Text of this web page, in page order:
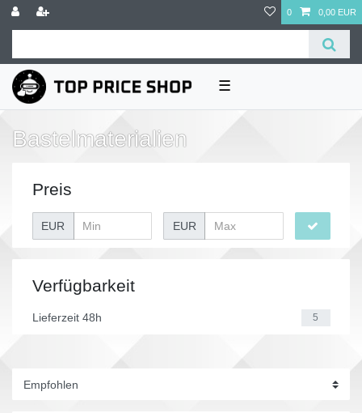
0 0,00 EUR
☰
Bastelmaterialien
Preis
EUR EUR
Verfügbarkeit
Lieferzeit 48h 5